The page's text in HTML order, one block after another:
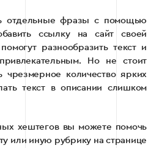
отдельные фразы с помощью
ссылку на сайт своей
разнообразить текст и
Но не стоит
чрезмерное количество ярких
текст в описании слишком
хештегов вы можете помочь
или иную рубрику на странице